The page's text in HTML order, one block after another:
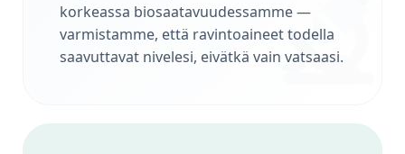
korkeassa biosaatavuudessamme —
varmistamme, että ravintoaineet todella
saavuttavat nivelesi, eivätkä vain vatsaasi.